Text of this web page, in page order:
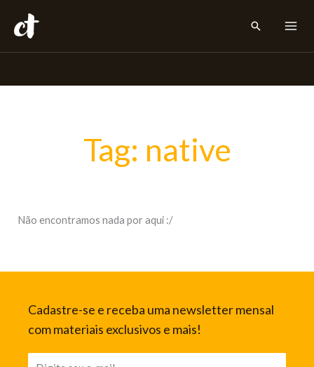
para
Pesquisar
Tag: native
Não encontramos nada por aqui :/
Cadastre-se e receba uma newsletter mensal
com materiais exclusivos e mais!